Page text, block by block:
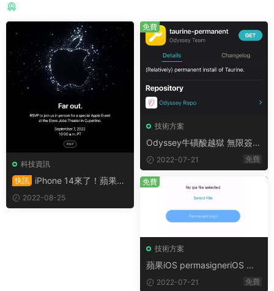
科技資訊
快訊
iPhone 14來了！蘋果官
宣發布會日期
2022-08-25
技術方案
Odyssey牛磺酸越獄 無限簽名
永久版教程
2022-07-21 免費
免費
技術方案
蘋果iOS permasigneriOS 永
久簽名工具，支持iOS14.0+
2022-07-21 免費
免費